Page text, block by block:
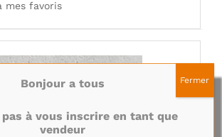
mes favoris
Bonjour a tous
pas à vous inscrire en tant que
vendeur
Fermer